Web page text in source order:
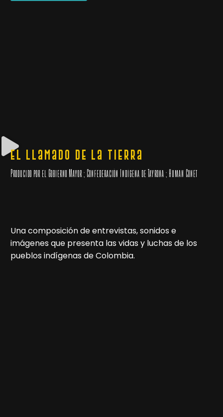
El Llamado de la Tierra
Producido por el Gobierno Mayor ; Confederación Indígena de Tayrona ; Human Conet
Una composición de entrevistas, sonidos e
imágenes que presenta las vidas y luchas de los
pueblos indígenas de Colombia.